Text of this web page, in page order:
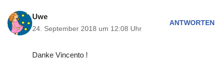
Uwe
24. September 2018 um 12:08 Uhr
ANTWORTEN
Danke Vincento !